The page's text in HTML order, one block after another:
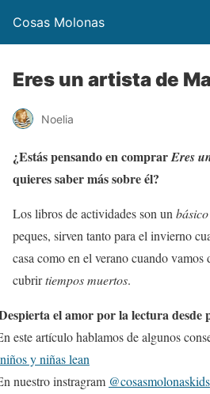
Cosas Molonas
Eres un artista de
Noelia
¿Estás pensando en comprarEres
quieres saber más sobre él?
Los libros de actividades son un básico
peques, sirven tanto para el invierno
casa como en el verano cuando vamos
cubrirtiempos muertos.
el amor por la lectura desde
este artículo hablamos de algunos
y niñas lean
nuestro instragram @cosasmolonaskids